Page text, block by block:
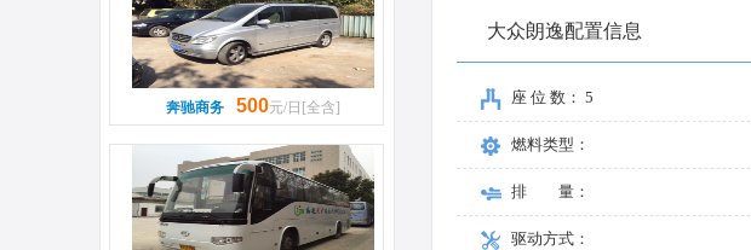
奔驰商务 500元/日[全含]
大众朗逸配置信息
座 位 数： 5
燃料类型：
排 量：
驱动方式：